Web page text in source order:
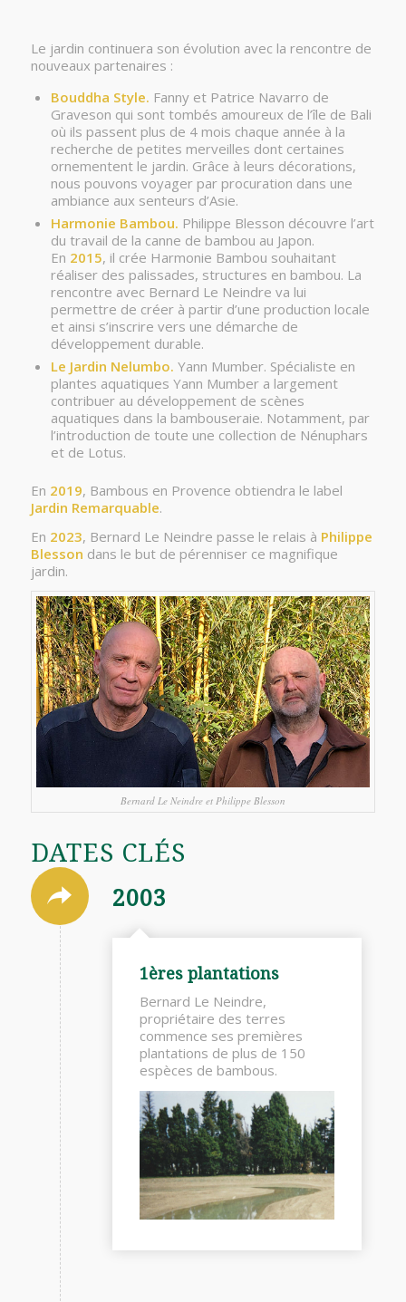
Le jardin continuera son évolution avec la rencontre de
nouveaux partenaires :
Bouddha Style. Fanny et Patrice Navarro de
Graveson qui sont tombés amoureux de l’île de Bali
où ils passent plus de 4 mois chaque année à la
recherche de petites merveilles dont certaines
ornementent le jardin. Grâce à leurs décorations,
nous pouvons voyager par procuration dans une
ambiance aux senteurs d’Asie.
Harmonie Bambou. Philippe Blesson découvre l’art
du travail de la canne de bambou au Japon.
En 2015, il crée Harmonie Bambou souhaitant
réaliser des palissades, structures en bambou. La
rencontre avec Bernard Le Neindre va lui
permettre de créer à partir d’une production locale
et ainsi s’inscrire vers une démarche de
développement durable.
Le Jardin Nelumbo. Yann Mumber. Spécialiste en
plantes aquatiques Yann Mumber a largement
contribuer au développement de scènes
aquatiques dans la bambouseraie. Notamment, par
l’introduction de toute une collection de Nénuphars
et de Lotus.
En 2019, Bambous en Provence obtiendra le label
Jardin Remarquable.
En 2023, Bernard Le Neindre passe le relais à Philippe
Blesson dans le but de pérenniser ce magnifique
jardin.
Bernard Le Neindre et Philippe Blesson
DATES CLÉS
2003
1ères plantations
Bernard Le Neindre,
propriétaire des terres
commence ses premières
plantations de plus de 150
espèces de bambous.